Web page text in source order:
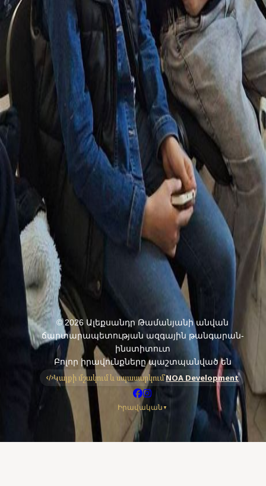
Պատկերասրահ
Վերադառնալ ծրագրերին
Իրավական ▼
©2026 Ալեքսանդր Թամանյանի անվան
ճարտարապետության ազգային թանգարան-
ինստիտուտ
Բոլոր իրավունքները պաշտպանված են
Կայքի մշակում և սպասարկում՝NOA Development